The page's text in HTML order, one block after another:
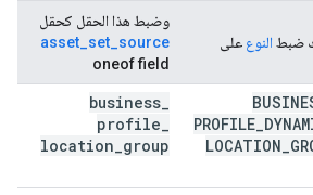
ضبط النوع على
وضبط هذا الحقل كحقل
asset_set_source
oneof field
PROFILE
LOCATION
business
profile
location group